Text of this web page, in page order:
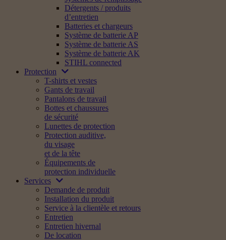
Détergents / produits
d’entretien
Batteries et chargeurs
Système de batterie AP
Système de batterie AS
Système de batterie AK
STIHL connected
Protection
T-shirts et vestes
Gants de travail
Pantalons de travail
Bottes et chaussures
de sécurité
Lunettes de protection
Protection auditive,
du visage
et de la tête
Équipements de
protection individuelle
Services
Demande de produit
Installation du produit
Service à la clientèle et retours
Entretien
Entretien hivernal
De location